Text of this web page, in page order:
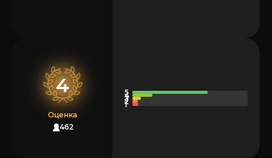
4
Оценка
1462